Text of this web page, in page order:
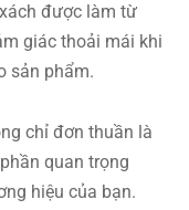
được làm từ
giác thoải mái khi
sản phẩm.
chỉ đơn thuần là
quan trọng
hiệu của bạn.